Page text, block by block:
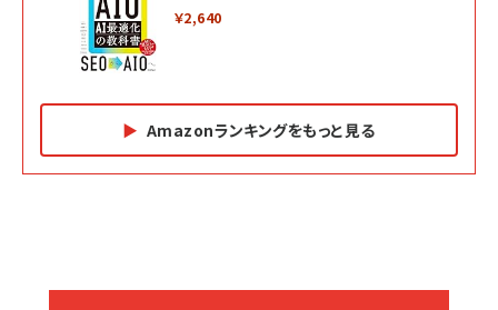
￥2,640
Amazonランキングをもっと見る
副業
カラダ2026／宮舘涼太]